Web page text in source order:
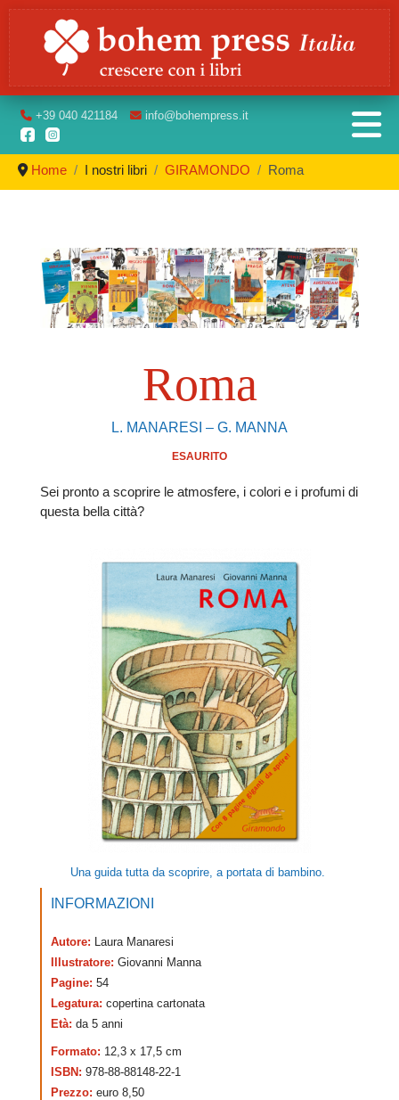
+39 040 421184 info@bohempress.it
Home I nostri libri GIRAMONDO Roma
Roma
L. MANARESI – G. MANNA
ESAURITO
Sei pronto a scoprire le atmosfere, i colori e i profumi di
questa bella città?
Una guida tutta da scoprire, a portata di bambino.
INFORMAZIONI
Autore: Laura Manaresi
Illustratore: Giovanni Manna
Pagine: 54
Legatura: copertina cartonata
Età: da 5 anni
Formato: 12,3 x 17,5 cm
ISBN: 978-88-88148-22-1
Prezzo: euro 8,50